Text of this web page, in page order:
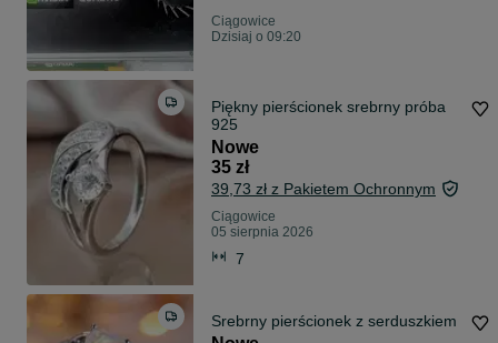
Ciągowice
Dzisiaj o 09:20
Piękny pierścionek srebrny próba
925
Nowe
35 zł
39,73 zł z Pakietem Ochronnym
Ciągowice
05 sierpnia 2026
7
Srebrny pierścionek z serduszkiem